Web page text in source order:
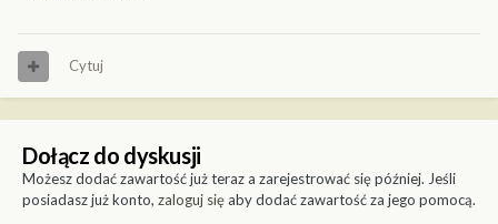
Cytuj
Dołącz do dyskusji
Możesz dodać zawartość już teraz a zarejestrować się później. Jeśli
posiadasz już konto, zaloguj sięaby dodać zawartość za jego pomocą.